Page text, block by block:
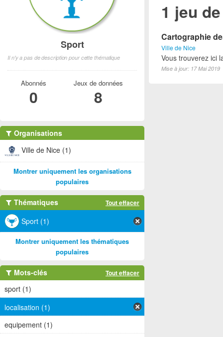
1 jeu
Cartographie
Ville de Nice
Vous trouverez ici
Mise à jour: 17 Mai 2019
Sport
Il n'y a pas de description pour cette thématique
Abonnés
0
Jeux de données
8
Organisations
Ville de Nice (1)
Montrer uniquement les organisations
populaires
Thématiques Tout effacer
Sport (1)
Montrer uniquement les thématiques
populaires
Mots-clés Tout effacer
sport (1)
localisation (1)
equipement (1)